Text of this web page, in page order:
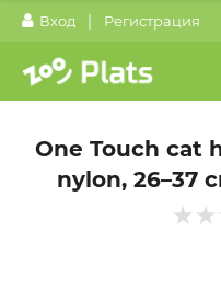
Вход | Регистрация
One Touch cat
nylon, 26–37